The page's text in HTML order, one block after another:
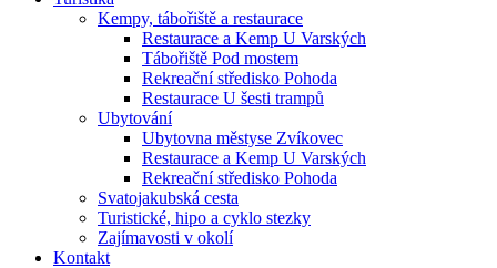
Kempy, tábořiště a restaurace
Restaurace a Kemp U Varských
Tábořiště Pod mostem
Rekreační středisko Pohoda
Restaurace U šesti trampů
Ubytování
Ubytovna městyse Zvíkovec
Restaurace a Kemp U Varských
Rekreační středisko Pohoda
Svatojakubská cesta
Turistické, hipo a cyklo stezky
Zajímavosti v okolí
Kontakt